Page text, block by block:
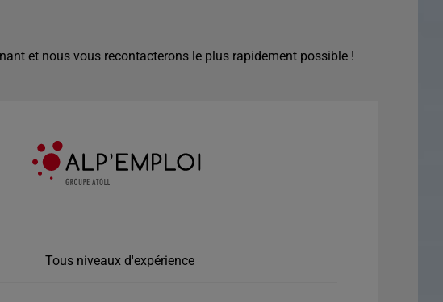
et nous vous recontacterons le plus rapidement possible !
Tous niveaux d'expérience